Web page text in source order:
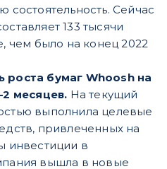
Сейчас
133 тысячи
чем было на конец 2022
бумаг Whoosh на
месяцев. На текущий
выполнила целевые
привлеченных на
инвестиции в
вышла в новые